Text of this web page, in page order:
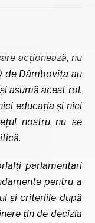
acționează, nu
de Dâmbovița au
asumă acest rol.
educația și nici
nostru nu se
parlamentari
pentru a
și criteriile după
țin de decizia